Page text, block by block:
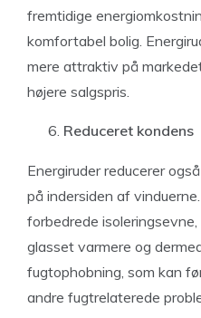
fremtidige
komfortabel bolig.
mere attraktiv på
højere salgspris.
Reduceret kondens
Energiruder reducerer
på indersiden af
forbedrede
glasset varmere og
fugtophobning, som kan
andre fugtrelaterede